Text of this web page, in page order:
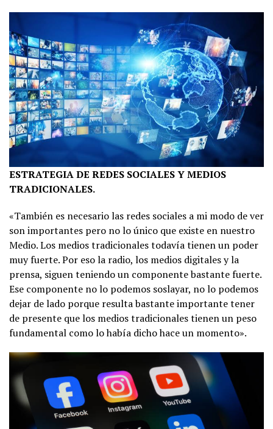
ESTRATEGIA DE REDES SOCIALES Y MEDIOS
TRADICIONALES.
«También es necesario las redes sociales a mi modo de ver
son importantes pero no lo único que existe en nuestro
Medio. Los medios tradicionales todavía tienen un poder
muy fuerte. Por eso la radio, los medios digitales y la
prensa, siguen teniendo un componente bastante fuerte.
Ese componente no lo podemos soslayar, no lo podemos
dejar de lado porque resulta bastante importante tener
de presente que los medios tradicionales tienen un peso
fundamental como lo había dicho hace un momento».